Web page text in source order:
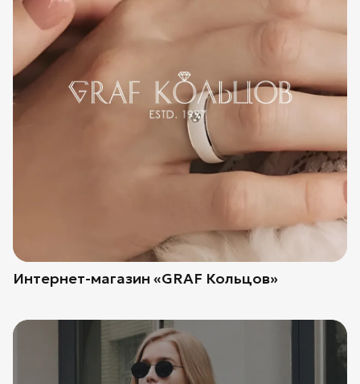
Интернет-магазин «GRAF Кольцов»